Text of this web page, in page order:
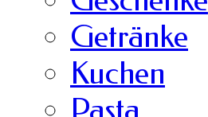
Getränke
Kuchen
Pasta